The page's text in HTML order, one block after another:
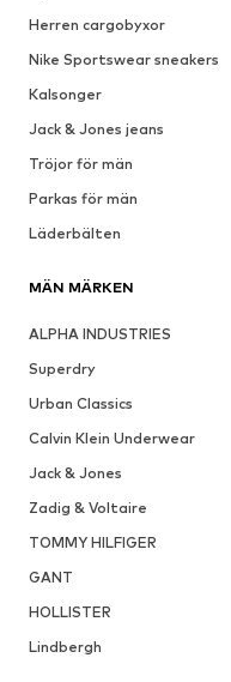
Herren cargobyxor
Nike Sportswear sneakers
Kalsonger
Jack & Jones jeans
Tröjor för män
Parkas för män
Läderbälten
MÄN MÄRKEN
ALPHA INDUSTRIES
Superdry
Urban Classics
Calvin Klein Underwear
Jack & Jones
Zadig & Voltaire
TOMMY HILFIGER
GANT
HOLLISTER
Lindbergh